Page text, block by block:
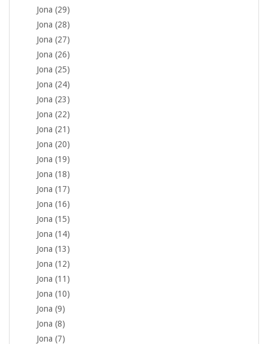
Jona (29)
Jona (28)
Jona (27)
Jona (26)
Jona (25)
Jona (24)
Jona (23)
Jona (22)
Jona (21)
Jona (20)
Jona (19)
Jona (18)
Jona (17)
Jona (16)
Jona (15)
Jona (14)
Jona (13)
Jona (12)
Jona (11)
Jona (10)
Jona (9)
Jona (8)
Jona (7)